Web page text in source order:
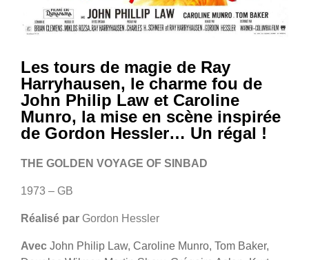
Les tours de magie de Ray
Harryhausen, le charme fou de
John Philip Law et Caroline
Munro, la mise en scène inspirée
de Gordon Hessler… Un régal !
THE GOLDEN VOYAGE OF SINBAD
1973 – GB
Réalisé par Gordon Hessler
Avec John Philip Law, Caroline Munro, Tom Baker,